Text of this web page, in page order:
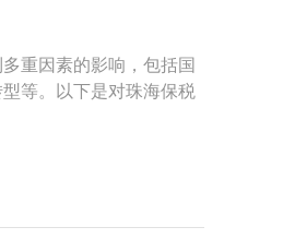
重因素的影响，包括国
等。以下是对珠海保税